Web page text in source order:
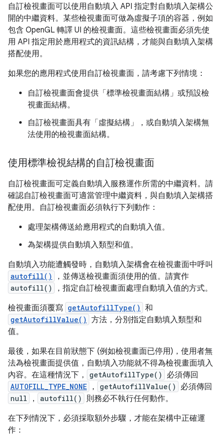
自訂檢視畫面可以使用自動填入 API 指定對自動填入架構公
開的中繼資料。某些檢視畫面可做為虛擬子項的容器，例如
包含 OpenGL 轉譯 UI 的檢視畫面。這些檢視畫面必須先使
用 API 指定用於應用程式的資訊結構，才能與自動填入架構
搭配使用。
如果您的應用程式使用自訂檢視畫面，請考慮下列情境：
自訂檢視畫面會提供「標準檢視畫面結構」 或預設檢
視畫面結構。
自訂檢視畫面具有「虛擬結構」
，或自動填入架構無
法使用的檢視畫面結構。
使用標準檢視結構的自訂檢視畫面
自訂檢視畫面可定義自動填入服務運作所需的中繼資料。請
確認自訂檢視畫面可適當管理中繼資料，與自動填入架構搭
配使用。自訂檢視畫面必須執行下列動作：
處理架構傳送給應用程式的自動填入值。
為架構提供自動填入類型和值。
自動填入功能遭觸發時，自動填入架構會在檢視畫面中呼叫
autofill() ，並傳送檢視畫面須使用的值。請實作
autofill()
，指定自訂檢視畫面處理自動填入值的方式。
檢視畫面須覆寫 getAutofillType() 和
getAutofillValue() 方法，分別指定自動填入類型和
值。
最後，如果在目前狀態下 (例如檢視畫面已停用)，使用者無
法為檢視畫面提供值，自動填入功能就不得為檢視畫面填入
內容。在這種情況下，
getAutofillType() 必須傳回
AUTOFILL_TYPE_NONE ， getAutofillValue() 必須傳回
null ， autofill()
則務必不執行任何動作。
在下列情況下，必須採取額外步驟，才能在架構中正確運
作：